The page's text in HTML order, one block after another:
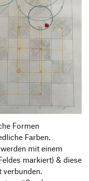
Formen
Farben.
mit einem
markiert) & diese
verbunden.